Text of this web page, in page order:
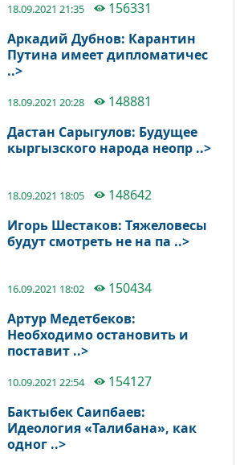
18.09.2021 21:35
156331
Аркадий Дубнов: Карантин
Путина имеет дипломатичес
..>
18.09.2021 20:28
148881
Дастан Сарыгулов: Будущее
кыргызского народа неопр ..>
18.09.2021 18:05
148642
Игорь Шестаков: Тяжеловесы
будут смотреть не на па ..>
16.09.2021 18:02
150434
Артур Медетбеков:
Необходимо остановить и
поставит ..>
10.09.2021 22:54
154127
Бактыбек Саипбаев:
Идеология «Талибана», как
одног ..>